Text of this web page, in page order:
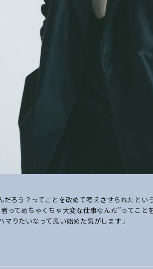
だろう？ってことを改めて考えさせられたと
ってめちゃくちゃ大変な仕事なんだ”ってこ
マりたいなって思い始めた気がします」